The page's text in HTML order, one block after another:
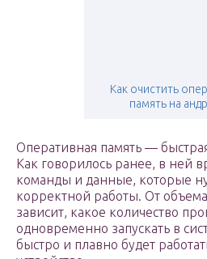
Как очистить
память на
Оперативная память —
Как говорилось ранее, в ней
команды и данные, которые
корректной работы. От
зависит, какое количество
одновременно запускать в
быстро и плавно будет